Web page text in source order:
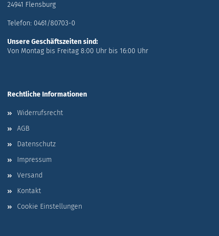
24941 Flensburg
Telefon: 0461/80703-0
Unsere Geschäftszeiten sind:
Von Montag bis Freitag 8:00 Uhr bis 16:00 Uhr
Rechtliche Informationen
Widerrufsrecht
AGB
Datenschutz
Impressum
Versand
Kontakt
Cookie Einstellungen